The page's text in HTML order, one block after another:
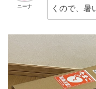
ニーナ
くので、暑